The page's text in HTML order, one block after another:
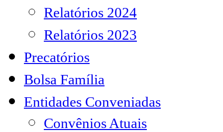
Relatórios 2024
Relatórios 2023
Precatórios
Bolsa Família
Entidades Conveniadas
Convênios Atuais